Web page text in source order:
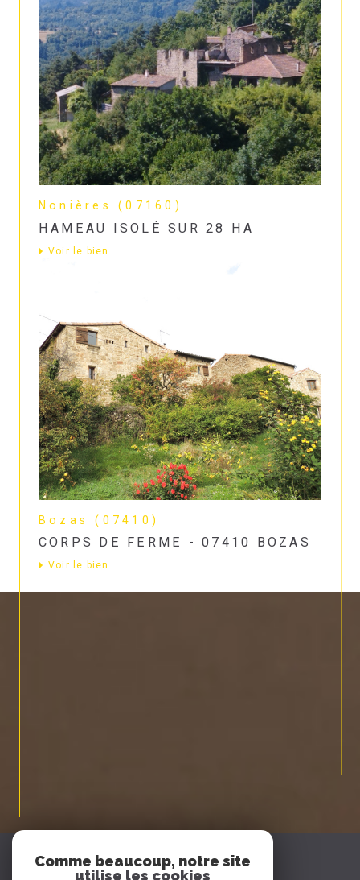
Nonières (07160)
HAMEAU ISOLÉ SUR 28 HA
Voir le bien
Bozas (07410)
CORPS DE FERME - 07410 BOZAS
Voir le bien
PROPRIÉTAIRE
Comme beaucoup, notre site
utilise les cookies